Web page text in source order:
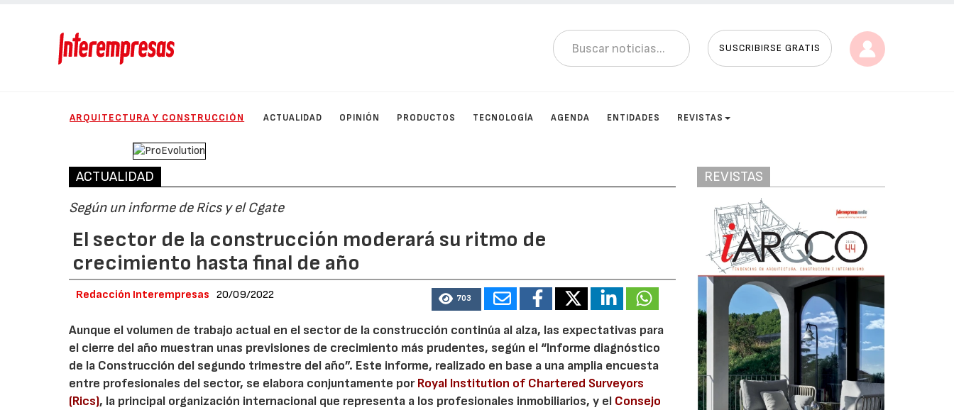
SUSCRIBIRSE GRATIS
ARQUITECTURA Y CONSTRUCCIÓN ACTUALIDAD OPINIÓN PRODUCTOS TECNOLOGÍA AGENDA ENTIDADES REVISTAS
ACTUALIDAD
Según un informe de Rics y el Cgate
El sector de la construcción moderará su ritmo de
crecimiento hasta final de año
Redacción Interempresas 20/09/2022 703
Aunque el volumen de trabajo actual en el sector de la construcción continúa al alza, las expectativas para
el cierre del año muestran unas previsiones de crecimiento más prudentes, según el “Informe diagnóstico
de la Construcción del segundo trimestre del año”. Este informe, realizado en base a una amplia encuesta
entre profesionales del sector, se elabora conjuntamente porRoyal Institution of Chartered Surveyors
(Rics), la principal organización internacional que representa a los profesionales inmobiliarios, y el Consejo
REVISTAS